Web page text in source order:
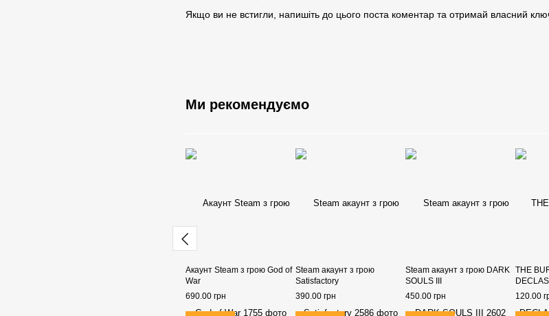
Якщо ви не встигли, напишіть до цього поста коментар та отримай власний
Ми рекомендуємо
Акаунт Steam з грою God of
War
690.00 грн
Steam акаунт з грою
Satisfactory
390.00 грн
Steam акаунт з грою DARK
SOULS III
450.00 грн
THE
120.00